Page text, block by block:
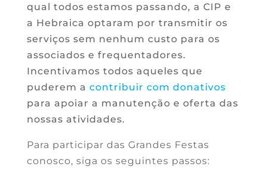
qual todos estamos passando, a CIP e
a Hebraica optaram por transmitir os
serviços sem nenhum custo para os
associados e frequentadores.
Incentivamos todos aqueles que
puderem a contribuir com donativos
para apoiar a manutenção e oferta das
nossas atividades.
Para participar das Grandes Festas
conosco, siga os seguintes passos: